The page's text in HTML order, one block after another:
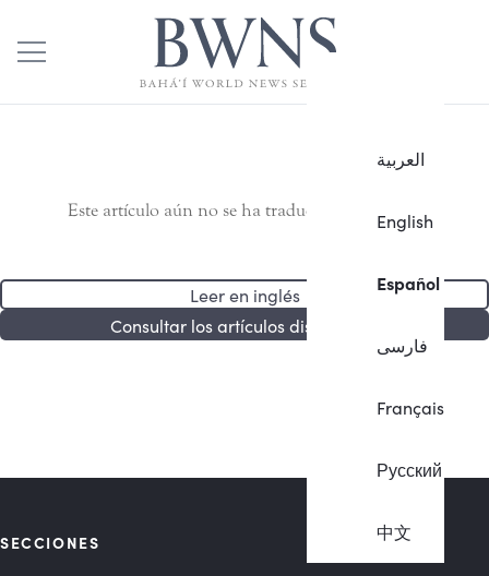
العربية
English
Español
فارسی
Français
Русский
中文
Este artículo aún no se ha traducido al español.
Leer en inglés
Consultar los artículos disponibles
SECCIONES